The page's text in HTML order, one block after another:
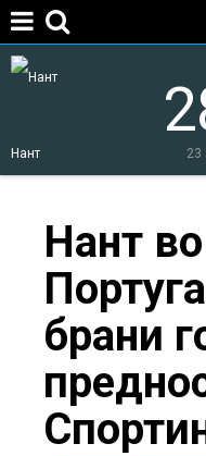
Нант 23
here
Нант во
брани